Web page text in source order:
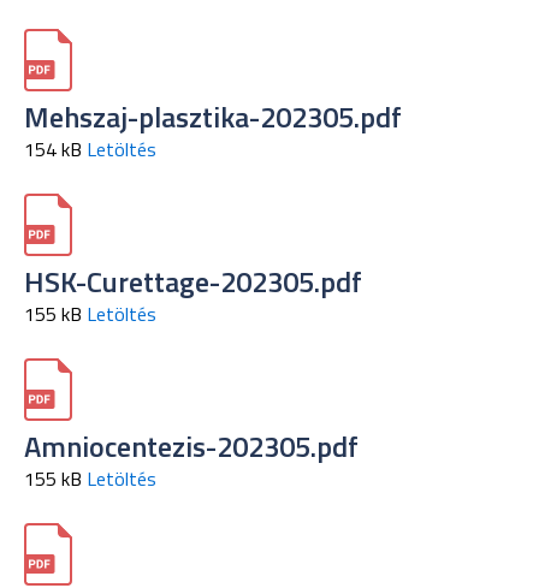
Mehszaj-plasztika-202305.pdf
154 kB Letöltés
HSK-Curettage-202305.pdf
155 kB Letöltés
Amniocentezis-202305.pdf
155 kB Letöltés